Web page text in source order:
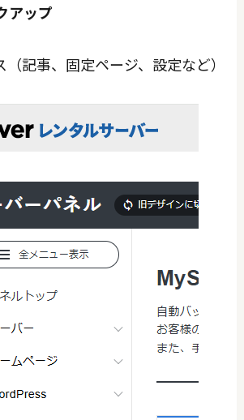
アップ
記事、固定ページ、設定など）